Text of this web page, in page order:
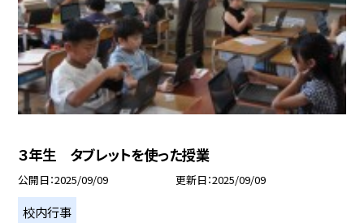
３年生 タブレットを使った授業
公開日 2025/09/09 更新日 2025/09/09
校内行事